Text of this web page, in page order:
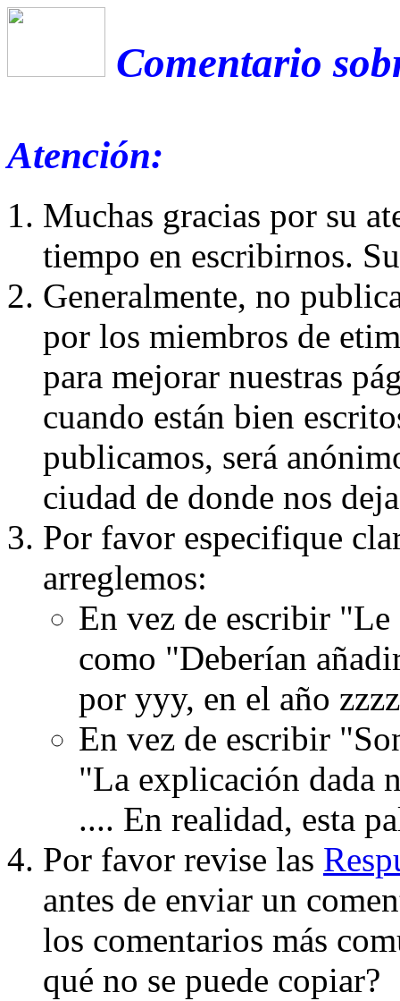
Comentario
Atención:
Muchas gracias por su
tiempo en escribirnos.
Generalmente, no
por los miembros de
para mejorar nuestras
cuando están bien
publicamos, será
ciudad de donde nos
Por favor especifique
arreglemos:
En vez de escribir
como "Deberían
por yyy, en el año
En vez de escribir
"La explicación dada
.... En realidad, esta
Por favor revise las
antes de enviar un
los comentarios más
qué no se puede copiar?